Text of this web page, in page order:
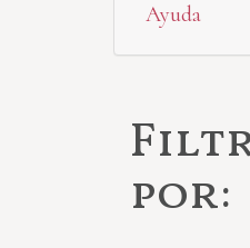
Ayuda
por: